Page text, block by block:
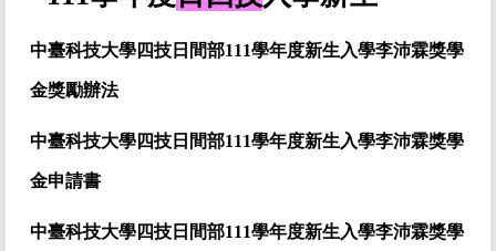
中臺科技大學四技日間部111學年度新生入學李沛霖獎學
金獎勵辦法
中臺科技大學四技日間部111學年度新生入學李沛霖獎學
金申請書
中臺科技大學四技日間部111學年度新生入學李沛霖獎學